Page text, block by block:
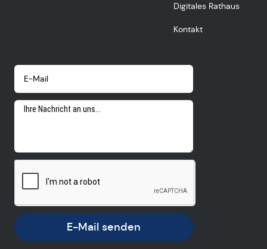
Digitales Rathaus
Kontakt
E-Mail senden